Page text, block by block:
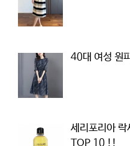
40대 여성 원
세리포리아 락
TOP 10 !!